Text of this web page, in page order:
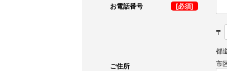
お電話番号 [必須]
ご住所
〒
都
市